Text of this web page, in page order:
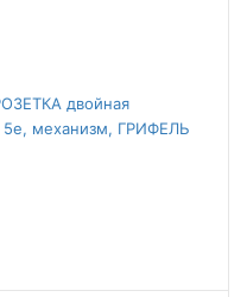
двойная
5е, механизм, ГРИФЕЛЬ